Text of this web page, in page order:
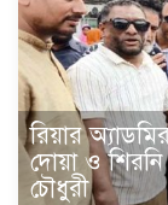
রিয়ার
দোয়া ও
চৌধুরী